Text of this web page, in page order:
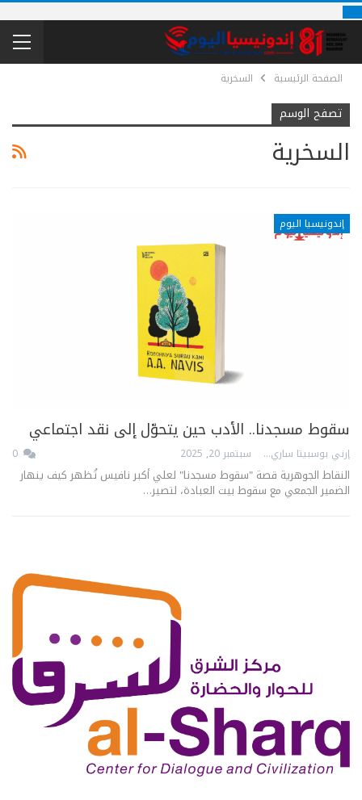
الصفحة الرئيسية السخرية
تصفح الوسم
السخرية
إندونيسيا اليوم
سقوط مسجدنا.. الأدب حين يتحوّل إلى نقد اجتماعي
إرني بوسبيتا ساري سبتمبر 20, 2025
النقاط الجوهرية قصة "سقوط مسجدنا" لعلي أكبر نافيس تُظهر كيف ينهار
الضمير الجمعي مع سقوط بيت العبادة، لتصير…